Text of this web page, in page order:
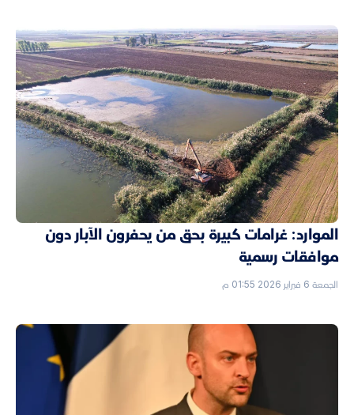
الموارد: غرامات كبيرة بحق من يحفرون الآبار دون
موافقات رسمية
الجمعة 6 فبراير 2026 01:55 م